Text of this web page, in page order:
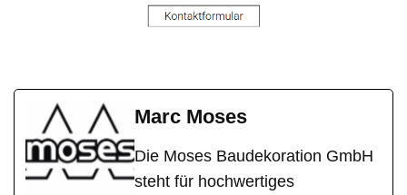
Marc Moses
Die Moses Baudekoration GmbH
steht für hochwertiges